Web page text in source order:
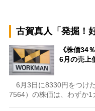
古賀真人「発掘！
《株価34
6月の売上
6月3日に8330円をつけ
7564）の株価は、わずか